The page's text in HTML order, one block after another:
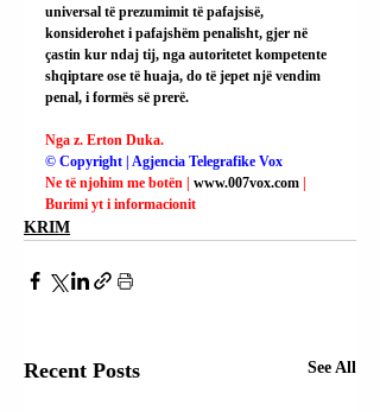
universal të prezumimit të pafajsisë,
konsiderohet i pafajshëm penalisht, gjer në
çastin kur ndaj tij, nga autoritetet kompetente
shqiptare ose të huaja, do të jepet një vendim
penal, i formës së prerë.
Nga z. Erton Duka.
© Copyright | Agjencia Telegrafike Vox
Ne të njohim me botën | www.007vox.com
Burimi yt i informacionit
KRIM
Recent Posts See All